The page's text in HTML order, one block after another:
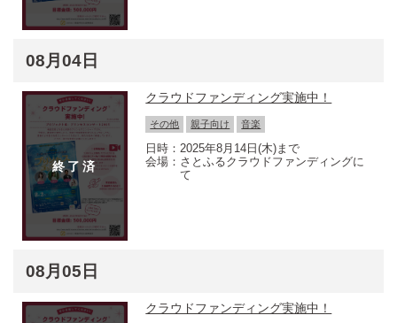
08月04日
クラウドファンディング実施中！
その他 親子向け 音楽
2025年8月14日(木)まで
さとふるクラウドファンディングに
て
08月05日
クラウドファンディング実施中！